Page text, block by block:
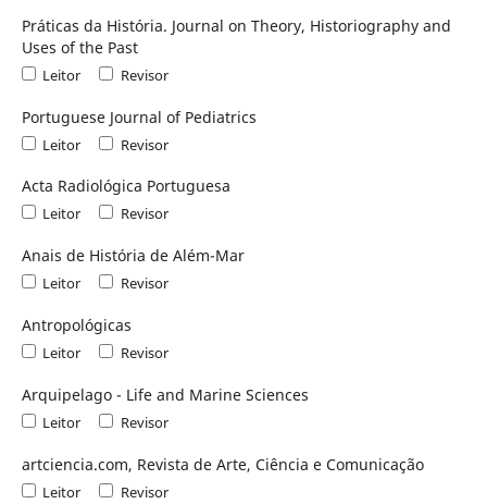
Práticas da História. Journal on Theory, Historiography and
Uses of the Past
Leitor Revisor
Portuguese Journal of Pediatrics
Leitor Revisor
Acta Radiológica Portuguesa
Leitor Revisor
Anais de História de Além-Mar
Leitor Revisor
Antropológicas
Leitor Revisor
Arquipelago - Life and Marine Sciences
Leitor Revisor
artciencia.com, Revista de Arte, Ciência e Comunicação
Leitor Revisor